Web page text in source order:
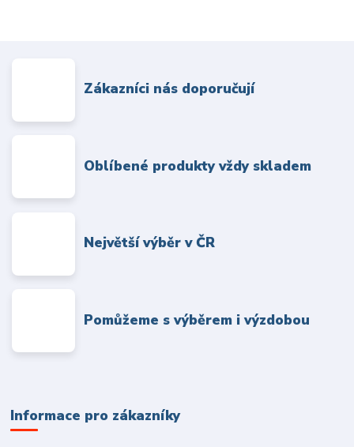
Zákazníci nás doporučují
Oblíbené produkty vždy skladem
Největší výběr v ČR
Pomůžeme s výběrem i výzdobou
Informace pro zákazníky